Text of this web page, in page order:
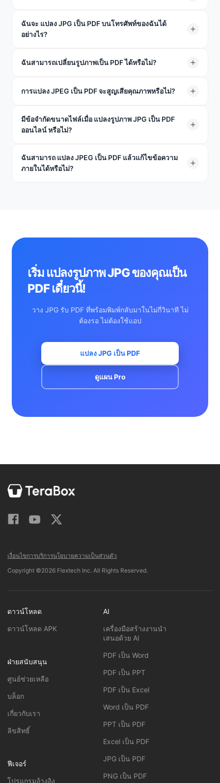
เรารองรับ JPG, JPEG และรูปแบบรูปภาพอื่นๆ สำหรับ การ
แปลงเป็น PDF
ฉันจะ แปลง JPG เป็น PDF บนโทรศัพท์ของฉันได้
อย่างไร?
เปิด ตัวแปลงรูปภาพ JPG เป็น PDF ของ TeraBox ใน
แปลง" ดาวน์โหลดไฟล์ของคุณ ไม่ต้องติดตั้งแอป
ฉันสามารถเปลี่ยนรูปภาพเป็น PDF ได้หรือไม่?
ได้ รูปภาพหรือภาพถ่ายรูปแบบ JPG/JPEG ใดๆ บนโทรศัพท์
วินาทีในการแปลง
การแปลง JPEG เป็น PDF จะสูญเสียคุณภาพหรือไม่?
ไม่ — การแปลง JPEG เป็น PDF ไม่ได้ลดคุณภาพหรือบีบ
อัดรูปภาพของคุณซ้ำ มันแค่แปลงไฟล์เป็นรูปแบบอื่น
มีข้อจำกัดขนาดไฟล์เมื่อ แปลงรูปภาพ JPG เป็น PDF
ออนไลน์ หรือไม่?
คุณสามารถอัปโหลดไฟล์ JPG ได้สูงสุด 100 MB ต่อไฟล์ ซึ่ง
มากเกินพอสำหรับรูปภาพความละเอียดสูงเกือบทุกรูป
ฉันสามารถ แปลง JPEG เป็น PDF แล้วแก้ไขข้อความ
ภายในได้หรือไม่?
เริ่ม แปลงรูปภาพ JPG ของคุณเป็น
PDF เดี๋ยวนี้!
วาง JPG รับ PDF ที่พร้อมพิมพ์กลับมาในไม่กี่วินาที ไม่
ต้องรอ ไม่ต้องใช้แอป
แปลง JPG เป็น PDF
ดูแผน Pro
เงื่อนไขการบริการนโยบายความเป็นส่วนตัว
Copyright ©2026 Flextech Inc. All Rights Reserved.
ดาวน์โหลด
ดาวน์โหลด APK
ฝ่ายสนับสนุน
ศูนย์ช่วยเหลือ
บล็อก
เกี่ยวกับเรา
ลิขสิทธิ์
ฟีเจอร์
โปรแกรมอ้างอิง
AI
เครื่องมือสร้างงานนำ
เสนอด้วย AI
PDF เป็น Word
PDF เป็น PPT
PDF เป็น Excel
Word เป็น PDF
PPT เป็น PDF
Excel เป็น PDF
JPG เป็น PDF
PNG เป็น PDF